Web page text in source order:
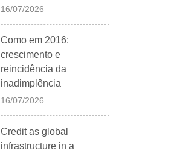
16/07/2026
Como em 2016:
crescimento e
reincidência da
inadimplência
16/07/2026
Credit as global
infrastructure in a